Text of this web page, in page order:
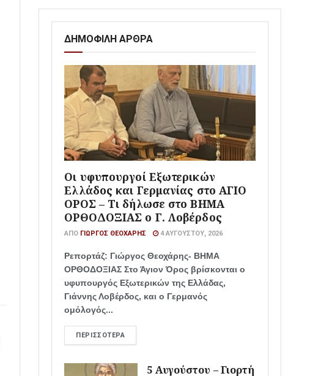
ΔΗΜΟΦΙΛΗ ΑΡΘΡΑ
Οι υφυπουργοί Εξωτερικών
Ελλάδος και Γερμανίας στο ΑΓΙΟ
ΟΡΟΣ – Τι δήλωσε στο ΒΗΜΑ
ΟΡΘΟΔΟΞΙΑΣ ο Γ. Λοβέρδος
ΑΠΌ ΓΙΏΡΓΟΣ ΘΕΟΧΆΡΗΣ 4 ΑΥΓΟΎΣΤΟΥ, 2026
Ρεπορτάζ: Γιώργος Θεοχάρης- ΒΗΜΑ
ΟΡΘΟΔΟΞΙΑΣ Στο Άγιον Όρος βρίσκονται ο
υφυπουργός Εξωτερικών της Ελλάδας,
Γιάννης Λοβέρδος, και ο Γερμανός
ομόλογός...
ΠΕΡΙΣΣΌΤΕΡΑ
5 Αυγούστου – Γιορτή